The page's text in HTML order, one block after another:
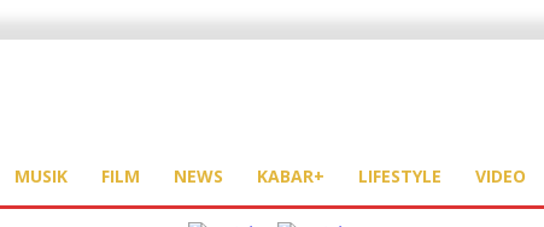
MUSIK FILM NEWS KABAR+ LIFESTYLE VIDEO